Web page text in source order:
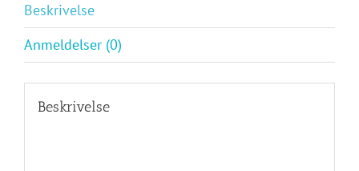
Beskrivelse
Anmeldelser (0)
Beskrivelse